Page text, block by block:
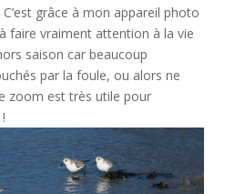
grâce à mon appareil photo
faire vraiment attention à la vie
saison car beaucoup
par la foule, ou alors ne
zoom est très utile pour